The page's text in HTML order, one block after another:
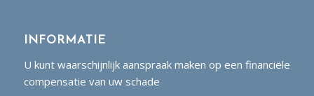
INFORMATIE
U kunt waarschijnlijk aanspraak maken op een financiële
compensatie van uw schade